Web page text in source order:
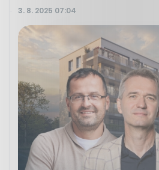
3. 8. 2025 07:04